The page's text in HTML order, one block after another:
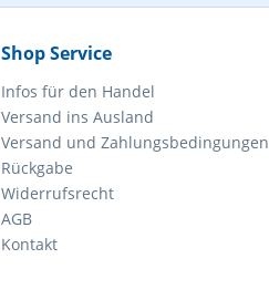
Shop Service
Infos für den Handel
Versand ins Ausland
Versand und Zahlungsbedingungen
Rückgabe
Widerrufsrecht
AGB
Kontakt